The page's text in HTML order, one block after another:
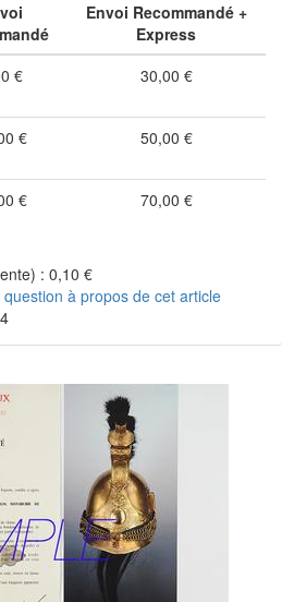
Envoi Recommandé +
Express
€ 30,00 €
€ 50,00 €
€ 70,00 €
: 0,10 €
à propos de cet article